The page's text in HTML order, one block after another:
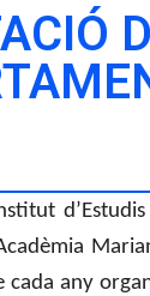
cada any